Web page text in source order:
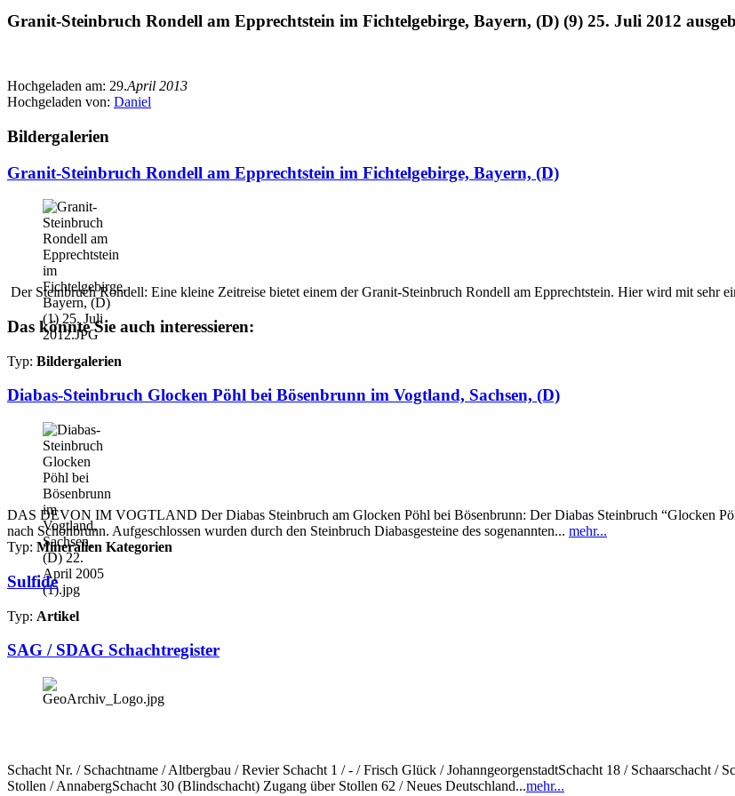
Granit-Steinbruch Rondell am Epprechtstein im Fichtelgebirge, Bayern, (D) (9) 25. Juli 2012
Hochgeladen am: 29.April 2013
Hochgeladen von: Daniel
Bildergalerien
Granit-Steinbruch Rondell am Epprechtstein im Fichtelgebirge, Bayern, (D)
Der Steinbruch Rondell: Eine kleine Zeitreise bietet einem der Granit-Steinbruch Rondell am Epprechtstein. Hier wird mit sehr
Das könnte Sie auch interessieren:
Typ: Bildergalerien
Diabas-Steinbruch Glocken Pöhl bei Bösenbrunn im Vogtland, Sachsen, (D)
DAS DEVON IM VOGTLAND Der Diabas Steinbruch am Glocken Pöhl bei Bösenbrunn: Der Diabas Steinbruch “Glocken
nach Schönbrunn. Aufgeschlossen wurden durch den Steinbruch Diabasgesteine des sogenannten... mehr...
Typ: Mineralien Kategorien
Sulfide
Typ: Artikel
SAG / SDAG Schachtregister
Schacht Nr. / Schachtname / Altbergbau / Revier Schacht 1 / - / Frisch Glück / JohanngeorgenstadtSchacht 18 / Schaarschacht /
Stollen / AnnabergSchacht 30 (Blindschacht) Zugang über Stollen 62 / Neues Deutschland...mehr...